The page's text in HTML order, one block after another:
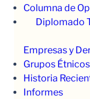
Columna de
Diplomado
Empresas y
Grupos Étnicos
Historia
Informes